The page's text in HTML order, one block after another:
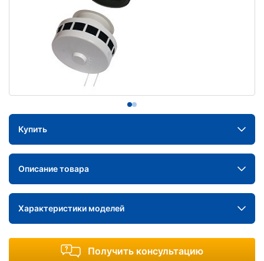
Купить
Описание товара
Характеристики моделей
Получить консультацию